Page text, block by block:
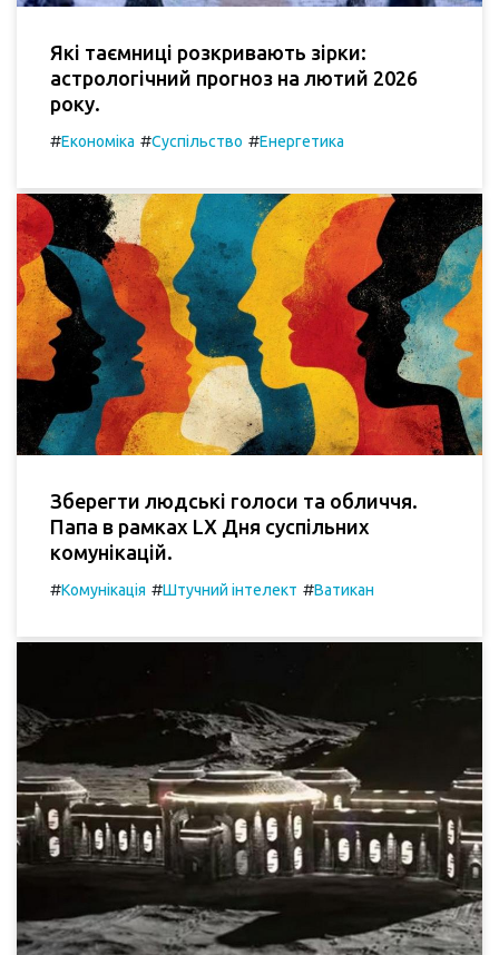
Які таємниці розкривають зірки:
астрологічний прогноз на лютий 2026
року.
#Економіка #Суспільство #Енергетика
Зберегти людські голоси та обличчя.
Папа в рамках LX Дня суспільних
комунікацій.
#Комунікація #Штучний інтелект #Ватикан